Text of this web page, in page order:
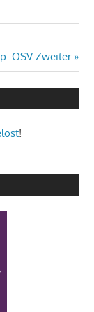
OSV Zweiter
!